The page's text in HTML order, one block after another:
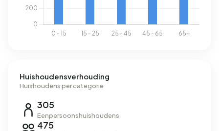
Huishoudensverhouding
Huishoudens per categorie
305
Eenpersoonshuishoudens
475